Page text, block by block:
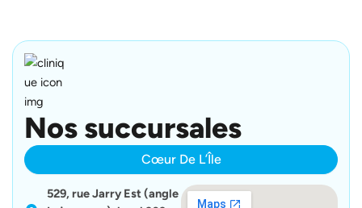
Nos succursales
Cœur De L’Île
529, rue Jarry Est (angle